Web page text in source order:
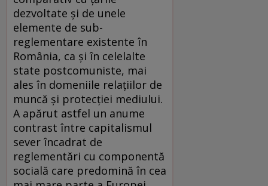
dezvoltate şi de unele
elemente de sub-
reglementare existente în
România, ca şi în celelalte
state postcomuniste, mai
ales în domeniile relaţiilor de
muncă şi protecţiei mediului.
A apărut astfel un anume
contrast între capitalismul
sever încadrat de
reglementări cu componentă
socială care predomină în cea